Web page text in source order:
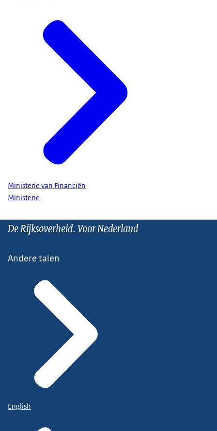
Ministerie van Financiën
Ministerie
De Rijksoverheid. Voor Nederland
Andere talen
English